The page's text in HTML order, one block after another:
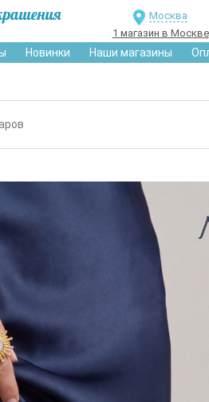
Москва
1 магазин в Москве
Новинки Наши магазины